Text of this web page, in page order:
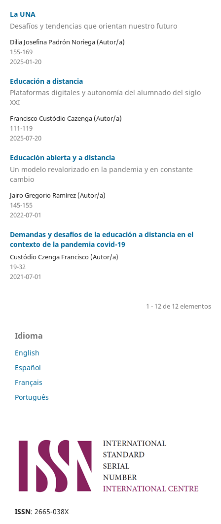
La UNA
Desafíos y tendencias que orientan nuestro futuro
Dilia Josefina Padrón Noriega (Autor/a)
155-169
2025-01-20
Educación a distancia
Plataformas digitales y autonomía del alumnado del siglo
XXI
Francisco Custódio Cazenga (Autor/a)
111-119
2025-07-20
Educación abierta y a distancia
Un modelo revalorizado en la pandemia y en constante
cambio
Jairo Gregorio Ramírez (Autor/a)
145-155
2022-07-01
Demandas y desafíos de la educación a distancia en el
contexto de la pandemia covid-19
Custódio Czenga Francisco (Autor/a)
19-32
2021-07-01
1 - 12 de 12 elementos
Idioma
English
Español
Français
Português
ISSN: 2665-038X